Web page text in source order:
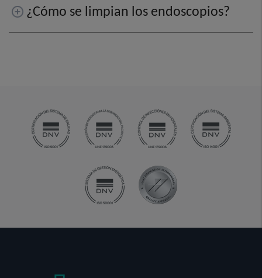
¿Cómo se limpian los endoscopios?